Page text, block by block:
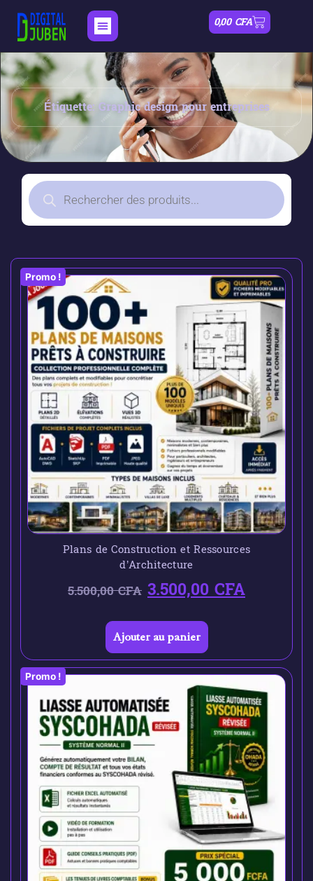
0,00 CFA
Étiquette: Graphic design pour entreprises
Promo !
Plans de Construction et Ressources
d’Architecture
5.500,00CFA 3.500,00CFA
Ajouter au panier
Promo !